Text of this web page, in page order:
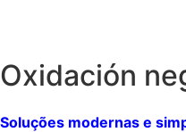
Oxidación
Soluções modernas e